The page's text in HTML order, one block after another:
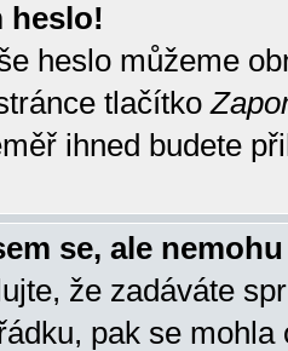
heslo!
heslo můžeme
tlačítko
ihned budete
se, ale
že zadáváte
pak se